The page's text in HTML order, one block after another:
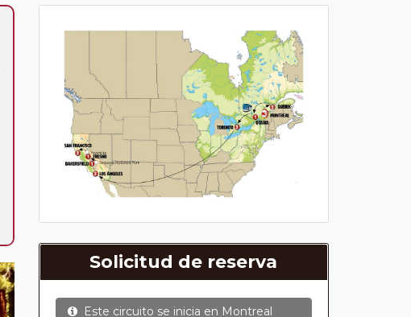
Solicitud de reserva
Este circuito se inicia en Montreal